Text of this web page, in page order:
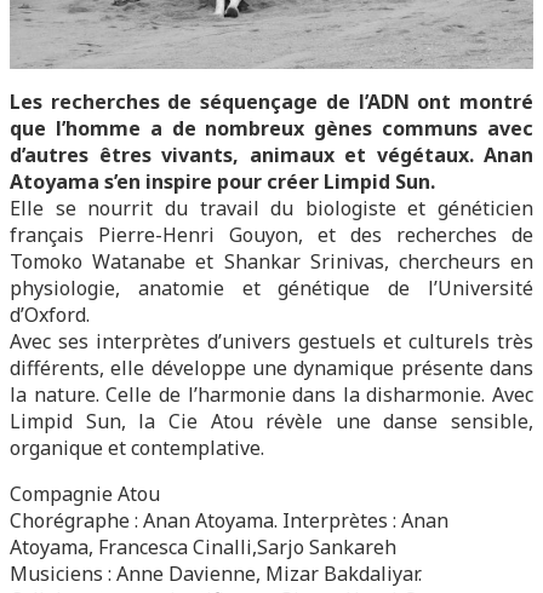
Les recherches de séquençage de l’ADN ont montré
que l’homme a de nombreux gènes communs avec
d’autres êtres vivants, animaux et végétaux. Anan
Atoyama s’en inspire pour créer Limpid Sun.
Elle se nourrit du travail du biologiste et généticien
français Pierre-Henri Gouyon, et des recherches de
Tomoko Watanabe et Shankar Srinivas, chercheurs en
physiologie, anatomie et génétique de l’Université
d’Oxford.
Avec ses interprètes d’univers gestuels et culturels très
différents, elle développe une dynamique présente dans
la nature. Celle de l’harmonie dans la disharmonie. Avec
Limpid Sun, la Cie Atou révèle une danse sensible,
organique et contemplative.
Compagnie Atou
Chorégraphe : Anan Atoyama. Interprètes : Anan
Atoyama, Francesca Cinalli,Sarjo Sankareh
Musiciens : Anne Davienne, Mizar Bakdaliyar.